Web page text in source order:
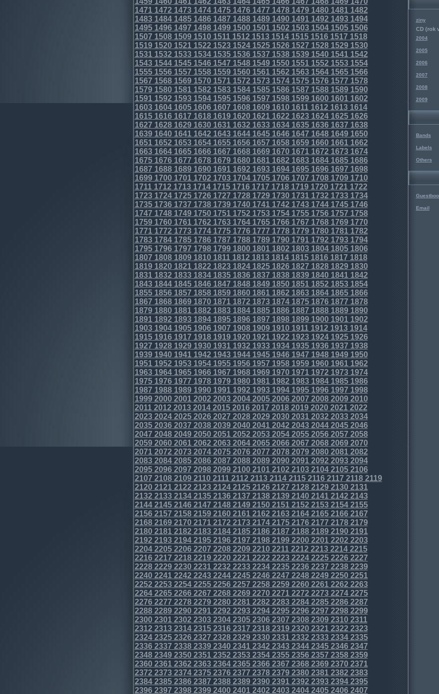
14711472 14731474147514761477 14781479148014811482
14831484148514861487 14881489149014911492 14931494
149514961497 14981499150015011502 1503150415051506
1507 15081509151015111512 15131514151515161517 1518
1519152015211522 15231524152515261527 152815291530
15311532 15331534153515361537 15381539154015411542
15431544154515461547 15481549155015511552 15531554
155515561557 15581559156015611562 1563156415651566
1567 15681569157015711572 15731574157515761577 1578
1579158015811582 15831584158515861587 158815891590
15911592 15931594159515961597 15981599160016011602
16031604160516061607 16081609161016111612 16131614
161516161617 16181619162016211622 1623162416251626
1627 16281629163016311632 16331634163516361637 1638
1639164016411642 16431644164516461647 164816491650
16511652 16531654165516561657 16581659166016611662
16631664166516661667 16681669167016711672 16731674
167516761677 16781679168016811682 1683168416851686
1687 16881689169016911692 16931694169516961697 1698
1699170017011702 17031704170517061707 170817091710
17111712 17131714171517161717 17181719172017211722
17231724172517261727 17281729173017311732 17331734
173517361737 17381739174017411742 1743174417451746
1747 17481749175017511752 17531754175517561757 1758
1759176017611762 17631764176517661767 176817691770
17711772 17731774177517761777 17781779178017811782
17831784178517861787 17881789179017911792 17931794
179517961797 17981799180018011802 1803180418051806
1807 18081809181018111812 18131814181518161817 1818
1819182018211822 18231824182518261827 182818291830
18311832 18331834183518361837 18381839184018411842
18431844184518461847 18481849185018511852 18531854
185518561857 18581859186018611862 1863186418651866
1867 18681869187018711872 18731874187518761877 1878
1879188018811882 18831884188518861887 188818891890
18911892 18931894189518961897 18981899190019011902
19031904190519061907 19081909191019111912 19131914
191519161917 19181919192019211922 1923192419251926
1927 19281929193019311932 19331934193519361937 1938
1939194019411942 19431944194519461947 194819491950
19511952 19531954195519561957 19581959196019611962
19631964196519661967 19681969197019711972 19731974
197519761977 19781979198019811982 1983198419851986
1987 19881989199019911992 19931994199519961997 1998
1999200020012002 20032004200520062007 200820092010
20112012 20132014201520162017 20182019202020212022
20232024202520262027 20282029203020312032 20332034
203520362037 20382039204020412042 2043204420452046
2047 20482049205020512052 20532054205520562057 2058
2059206020612062 20632064206520662067 206820692070
20712072 20732074207520762077 20782079208020812082
20832084208520862087 20882089209020912092 20932094
209520962097 20982099210021012102 2103210421052106
2107 21082109211021112112 21132114211521162117 21182119
212021212122 21232124212521262127 2128212921302131
2132 21332134213521362137 21382139214021412142 2143
2144214521462147 21482149215021512152 215321542155
21562157 21582159216021612162 21632164216521662167
21682169217021712172 21732174217521762177 21782179
218021812182 21832184218521862187 2188218921902191
2192 21932194219521962197 21982199220022012202 2203
2204220522062207 22082209221022112212 221322142215
22162217 22182219222022212222 22232224222522262227
22282229223022312232 22332234223522362237 22382239
224022412242 22432244224522462247 2248224922502251
2252 22532254225522562257 22582259226022612262 2263
2264226522662267 22682269227022712272 227322742275
22762277 22782279228022812282 22832284228522862287
22882289229022912292 22932294229522962297 22982299
230023012302 23032304230523062307 2308230923102311
2312 23132314231523162317 23182319232023212322 2323
2324232523262327 23282329233023312332 233323342335
23362337 23382339234023412342 23432344234523462347
23482349235023512352 23532354235523562357 23582359
236023612362 23632364236523662367 2368236923702371
2372 23732374237523762377 23782379238023812382 2383
2384238523862387 23882389239023912392 239323942395
23962397 23982399240024012402 24032404240524062407
ziny
CD (rok
2004
2005
2006
2007
2008
2009
Bands
Labels
Others
Email